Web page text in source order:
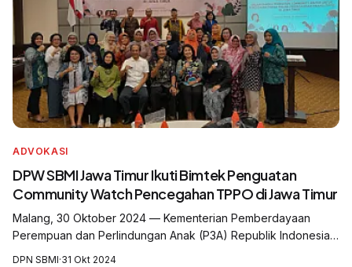
ADVOKASI
DPW SBMI Jawa Timur Ikuti Bimtek Penguatan
Community Watch Pencegahan TPPO di Jawa Timur
Malang, 30 Oktober 2024 — Kementerian Pemberdayaan
Perempuan dan Perlindungan Anak (P3A) Republik Indonesia
DPN SBMI·31 Okt 2024